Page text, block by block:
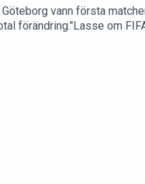
vann första
förändring."Lasse om
tvingas avgå"Sporthuset